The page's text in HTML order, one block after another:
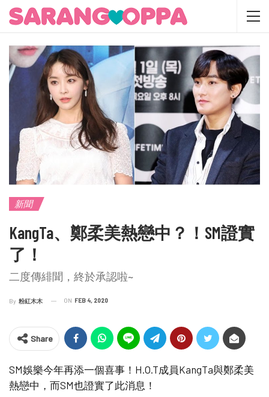
新聞
KangTa、鄭柔美熱戀中？！SM證實
了！
二度傳緋聞，終於承認啦~
By 粉紅木木 ON FEB 4, 2020
Share
SM娛樂今年再添一個喜事！H.O.T成員KangTa與鄭柔美
熱戀中，而SM也證實了此消息！